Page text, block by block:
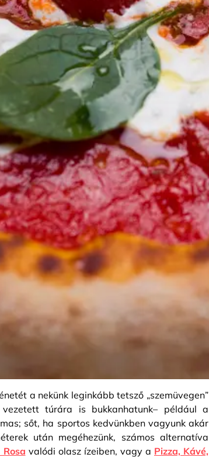
a nekünk leginkább tetsző „szemüvegen”
túrára is bukkanhatunk– például a
sőt, ha sportos kedvünkben vagyunk akár
után megéhezünk, számos alternatíva
valódi olasz ízeiben, vagy a Pizza, Kávé,